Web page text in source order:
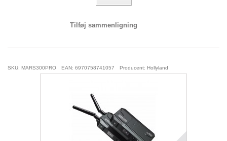
Tilføj sammenligning
SKU: MARS300PRO EAN: 6970758741057 Producent: Hollyland